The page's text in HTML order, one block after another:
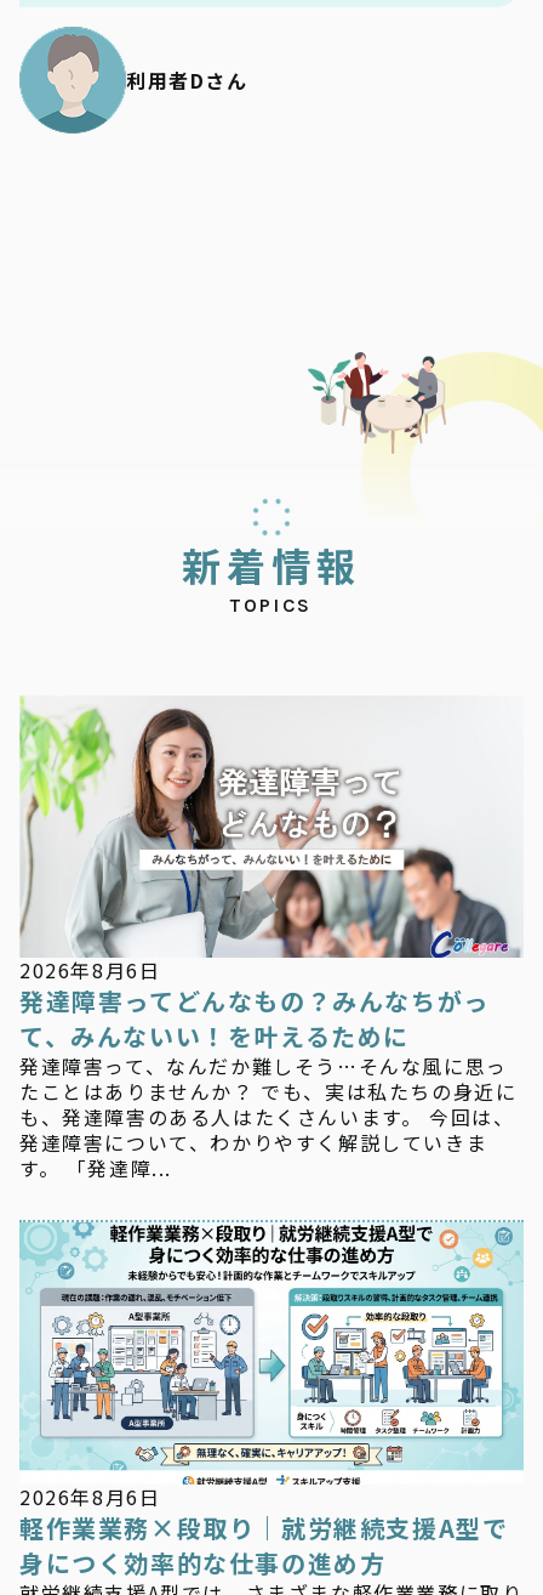
利用者Dさん
新着情報
TOPICS
新着情報
2026年8月6日
発達障害ってどんなもの？みんなちがっ
て、みんないい！を叶えるために
発達障害って、なんだか難しそう…そんな風に思っ
たことはありませんか？ でも、実は私たちの身近に
も、発達障害のある人はたくさんいます。 今回は、
発達障害について、わかりやすく解説していきま
す。 「発達障...
新着情報
2026年8月6日
軽作業業務×段取り｜就労継続支援A型で
身につく効率的な仕事の進め方